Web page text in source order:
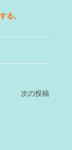
る。
次の投稿